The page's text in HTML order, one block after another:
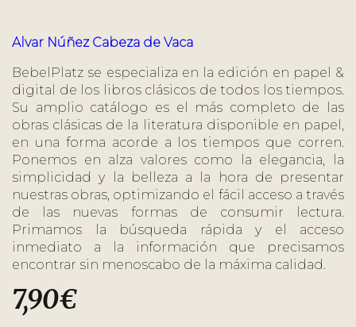
Alvar Núñez Cabeza de Vaca
BebelPlatz se especializa en la edición en papel &
digital de los libros clásicos de todos los tiempos.
Su amplio catálogo es el más completo de las
obras clásicas de la literatura disponible en papel,
en una forma acorde a los tiempos que corren.
Ponemos en alza valores como la elegancia, la
simplicidad y la belleza a la hora de presentar
nuestras obras, optimizando el fácil acceso a través
de las nuevas formas de consumir lectura.
Primamos la búsqueda rápida y el acceso
inmediato a la información que precisamos
encontrar sin menoscabo de la máxima calidad.
7,90€